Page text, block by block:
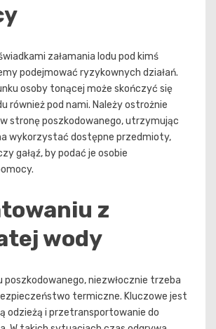
załamania lodu pod kimś
podejmować ryzykownych działań.
osoby tonącej może skończyć się
również pod nami. Należy ostrożnie
stronę poszkodowanego, utrzymując
wykorzystać dostępne przedmioty,
gałąź, by podać je osobie
z
wody
poszkodowanego, niezwłocznie trzeba
termiczne. Kluczowe jest
odzieżą i przetransportowanie do